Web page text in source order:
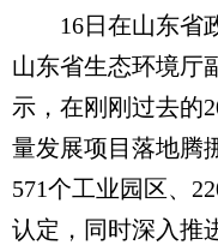
16日在山东省政
山东省生态环境厅
示，在刚刚过去的
量发展项目落地腾
571个工业园区、
认定，同时深入推